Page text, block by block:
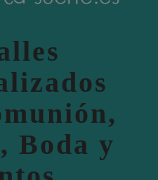
Boda y